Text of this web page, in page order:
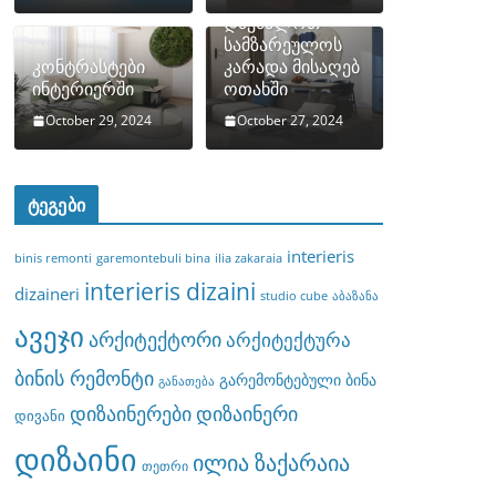
კონტრასტები
ინტერიერში
October 29, 2024
დავმალოთ
სამზარეულოს
კარადა მისაღებ
ოთახში
October 27, 2024
ტეგები
binis remonti garemontebuli bina ilia zakaraia interieris
dizaineri interieris dizaini studio cube აბაზანა
ავეჯი არქიტექტორიარქიტექტურა
ბინის რემონტი განათება გარემონტებული ბინა
დივანი დიზაინერებიდიზაინერი
დიზაინი თეთრი ილია ზაქარაია